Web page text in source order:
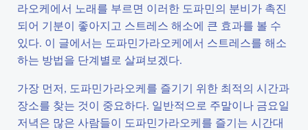
라오케에서 노래를 부르면 이러한 도파민의 분비가 촉진
되어 기분이 좋아지고 스트레스 해소에 큰 효과를 볼 수
있다. 이 글에서는 도파민가라오케에서 스트레스를 해소
하는 방법을 단계별로 살펴보겠다.
가장 먼저, 도파민가라오케를 즐기기 위한 최적의 시간과
장소를 찾는 것이 중요하다. 일반적으로 주말이나 금요일
저녁은 많은 사람들이 도파민가라오케를 즐기는 시간대